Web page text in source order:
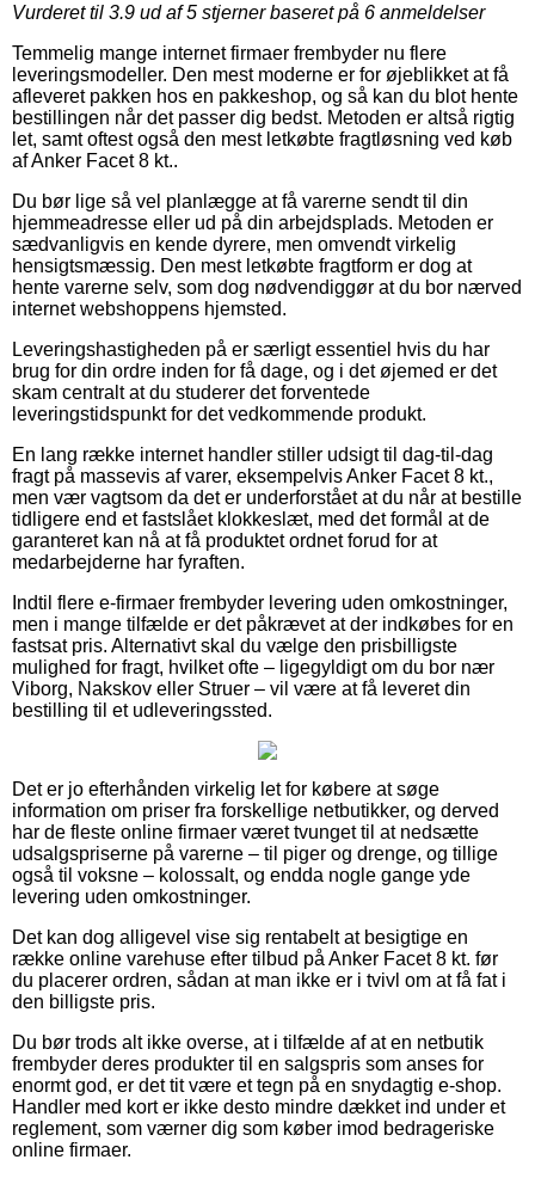
Vurderet til 3.9 ud af 5 stjerner baseret på 6 anmeldelser
Temmelig mange internet firmaer frembyder nu flere
leveringsmodeller. Den mest moderne er for øjeblikket at få
afleveret pakken hos en pakkeshop, og så kan du blot hente
bestillingen når det passer dig bedst. Metoden er altså rigtig
let, samt oftest også den mest letkøbte fragtløsning ved køb
af Anker Facet 8 kt..
Du bør lige så vel planlægge at få varerne sendt til din
hjemmeadresse eller ud på din arbejdsplads. Metoden er
sædvanligvis en kende dyrere, men omvendt virkelig
hensigtsmæssig. Den mest letkøbte fragtform er dog at
hente varerne selv, som dog nødvendiggør at du bor nærved
internet webshoppens hjemsted.
Leveringshastigheden på er særligt essentiel hvis du har
brug for din ordre inden for få dage, og i det øjemed er det
skam centralt at du studerer det forventede
leveringstidspunkt for det vedkommende produkt.
En lang række internet handler stiller udsigt til dag-til-dag
fragt på massevis af varer, eksempelvis Anker Facet 8 kt.,
men vær vagtsom da det er underforstået at du når at bestille
tidligere end et fastslået klokkeslæt, med det formål at de
garanteret kan nå at få produktet ordnet forud for at
medarbejderne har fyraften.
Indtil flere e-firmaer frembyder levering uden omkostninger,
men i mange tilfælde er det påkrævet at der indkøbes for en
fastsat pris. Alternativt skal du vælge den prisbilligste
mulighed for fragt, hvilket ofte – ligegyldigt om du bor nær
Viborg, Nakskov eller Struer – vil være at få leveret din
bestilling til et udleveringssted.
Det er jo efterhånden virkelig let for købere at søge
information om priser fra forskellige netbutikker, og derved
har de fleste online firmaer været tvunget til at nedsætte
udsalgspriserne på varerne – til piger og drenge, og tillige
også til voksne – kolossalt, og endda nogle gange yde
levering uden omkostninger.
Det kan dog alligevel vise sig rentabelt at besigtige en
række online varehuse efter tilbud på Anker Facet 8 kt. før
du placerer ordren, sådan at man ikke er i tvivl om at få fat i
den billigste pris.
Du bør trods alt ikke overse, at i tilfælde af at en netbutik
frembyder deres produkter til en salgspris som anses for
enormt god, er det tit være et tegn på en snydagtig e-shop.
Handler med kort er ikke desto mindre dækket ind under et
reglement, som værner dig som køber imod bedrageriske
online firmaer.